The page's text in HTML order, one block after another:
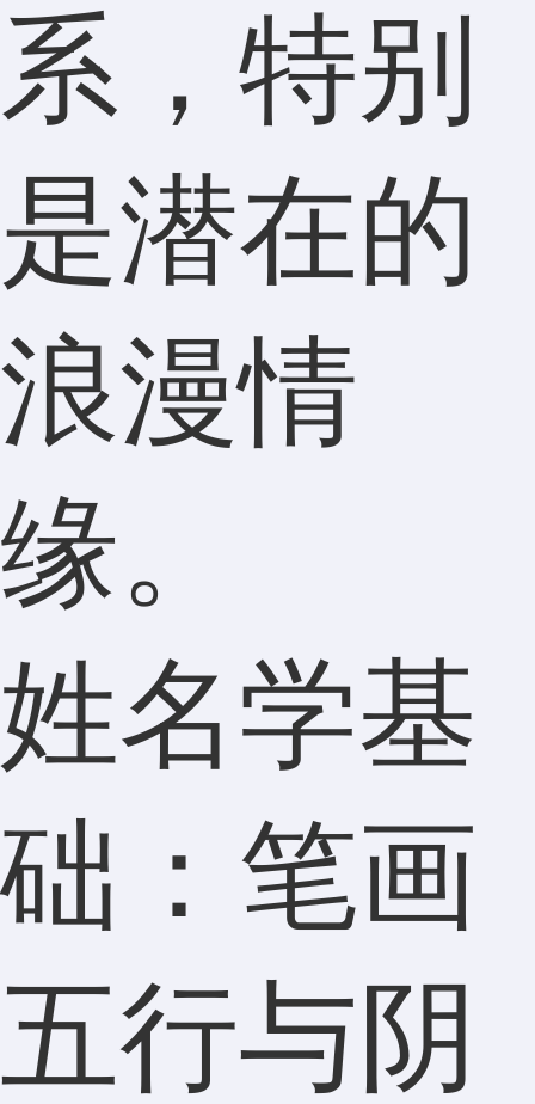
系，特别
是潜在的
浪漫情
缘。
姓名学基
础：笔画
五行与阴